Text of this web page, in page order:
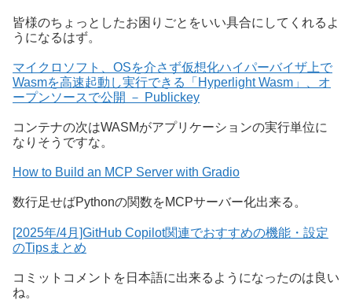
皆様のちょっとしたお困りごとをいい具合にしてくれるよ
うになるはず。
マイクロソフト、OSを介さず仮想化ハイパーバイザ上で
Wasmを高速起動し実行できる「Hyperlight Wasm」、オ
ープンソースで公開 － Publickey
コンテナの次はWASMがアプリケーションの実行単位に
なりそうですな。
How to Build an MCP Server with Gradio
数行足せばPythonの関数をMCPサーバー化出来る。
[2025年/4月]GitHub Copilot関連でおすすめの機能・設定
のTipsまとめ
コミットコメントを日本語に出来るようになったのは良い
ね。